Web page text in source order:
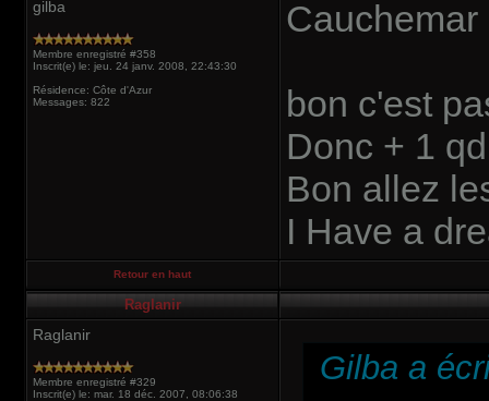
gilba
Membre enregistré #358
Inscrit(e) le: jeu. 24 janv. 2008, 22:43:30
Résidence: Côte d'Azur
Messages: 822
Cauchemar
bon c'est
Donc + 1
Bon allez
I Have a
Retour en haut
Raglanir
Raglanir
Membre enregistré #329
Inscrit(e) le: mar. 18 déc. 2007, 08:06:38
Gilba a